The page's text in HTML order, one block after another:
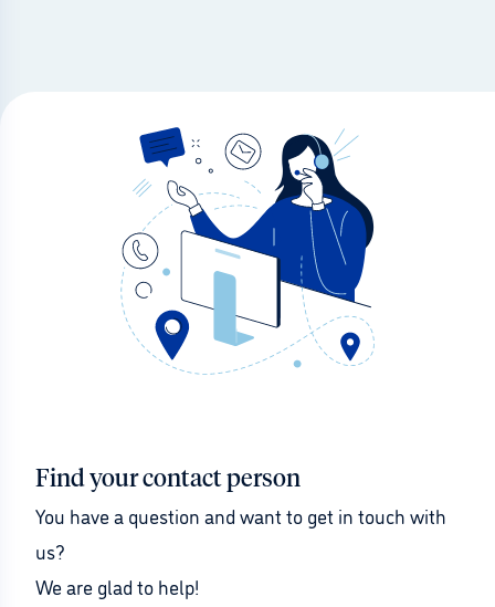
Find your contact person
You have a question and want to get in touch with
us?
We are glad to help!